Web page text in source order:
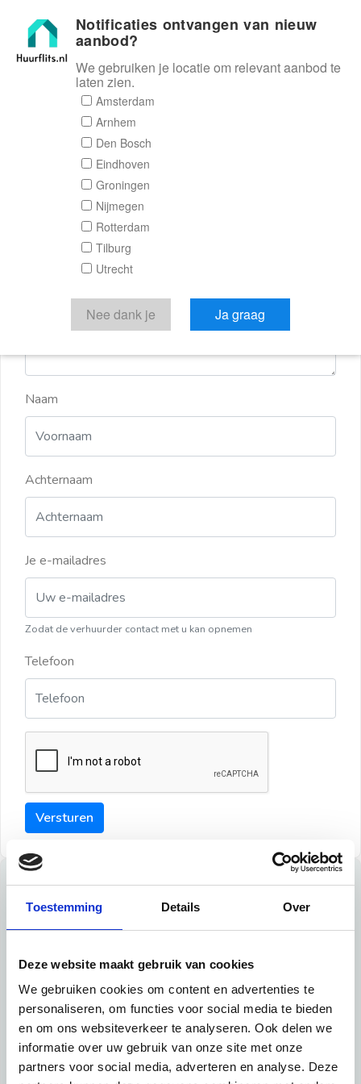
Toestemming Details Over
Deze website maakt gebruik van cookies
We gebruiken cookies om content en advertenties te
personaliseren, om functies voor social media te bieden
en om ons websiteverkeer te analyseren. Ook delen we
informatie over uw gebruik van onze site met onze
partners voor social media, adverteren en analyse. Deze
Huurflits
Reactieformulier
Huurflits
Verstuur je bericht
Door een bericht te sturen kom je in contact met de
aanbieder of makelaar van de woning.
Naam
Achternaam
Je e-mailadres
Zodat de verhuurder contact met u kan opnemen
Telefoon
Versturen
Tips
Tip 1:
Schrijf een duidelijke introductie en geef de volgende
informatie mee:
Ben je student, werkachtig of werkzoekend
Notificaties ontvangen van nieuw
aanbod?
We gebruiken je locatie om relevant aanbod te
laten zien.
Amsterdam
Arnhem
Den Bosch
Eindhoven
Groningen
Nijmegen
Rotterdam
Tilburg
Utrecht
Nee dank je Ja graag